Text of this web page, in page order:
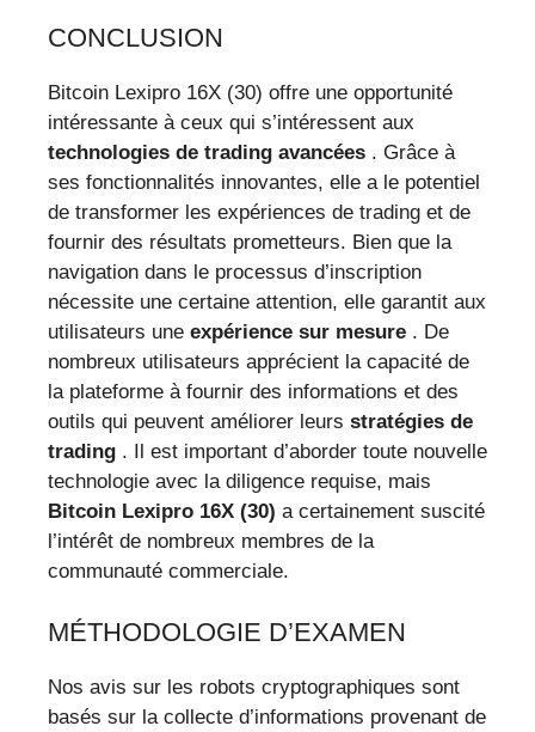
CONCLUSION
Bitcoin Lexipro 16X (30) offre une opportunité
intéressante à ceux qui s’intéressent aux
technologies de trading avancées . Grâce à
ses fonctionnalités innovantes, elle a le potentiel
de transformer les expériences de trading et de
fournir des résultats prometteurs. Bien que la
navigation dans le processus d’inscription
nécessite une certaine attention, elle garantit aux
utilisateurs une expérience sur mesure . De
nombreux utilisateurs apprécient la capacité de
la plateforme à fournir des informations et des
outils qui peuvent améliorer leurs stratégies de
trading . Il est important d’aborder toute nouvelle
technologie avec la diligence requise, mais
Bitcoin Lexipro 16X (30) a certainement suscité
l’intérêt de nombreux membres de la
communauté commerciale.
MÉTHODOLOGIE D’EXAMEN
Nos avis sur les robots cryptographiques sont
basés sur la collecte d’informations provenant de